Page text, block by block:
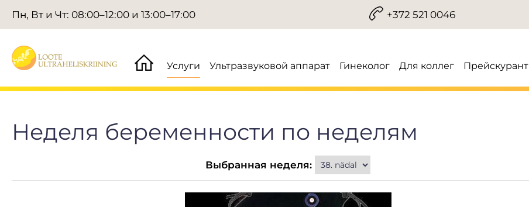
Пн, Вт и Чт: 08:00–12:00 и 13:00–17:00 +372 521 0046
Услуги Ультразвуковой аппарат Гинеколог Для коллег Прейскурант
Неделя беременности по неделям
Выбранная неделя: